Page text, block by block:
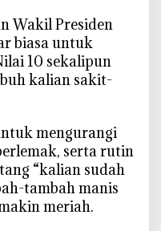
Wakil Presiden
biasa untuk
10 sekalipun
kalian sakit-
mengurangi
serta rutin
“kalian sudah
tambah manis
meriah.